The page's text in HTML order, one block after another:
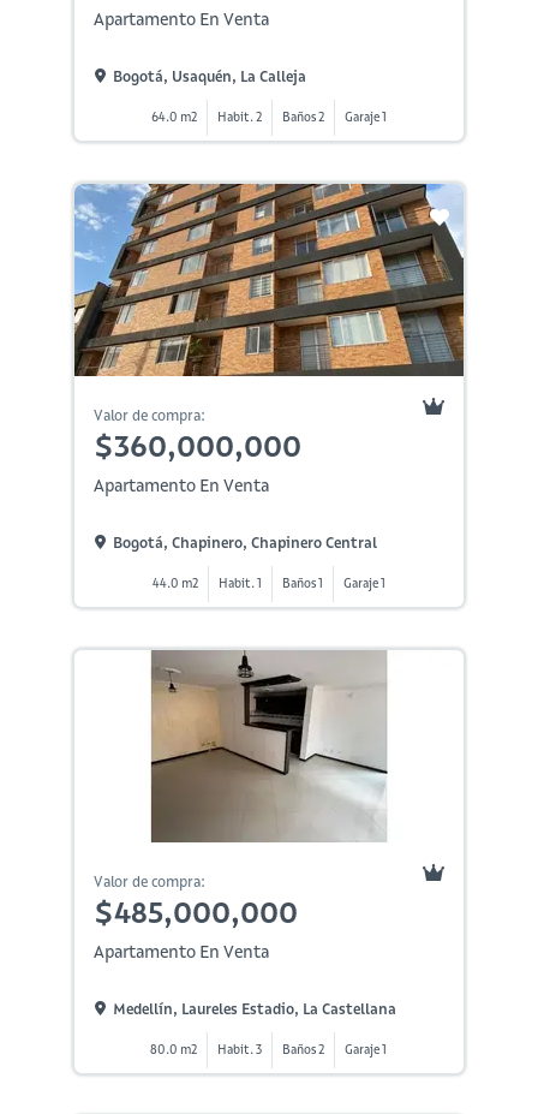
Apartamento En Venta
Bogotá, Usaquén, La Calleja
64.0 m2 Habit. 2 Baños 2 Garaje 1
Valor de compra:
$360,000,000
Apartamento En Venta
Bogotá, Chapinero, Chapinero Central
44.0 m2 Habit. 1 Baños 1 Garaje 1
Valor de compra:
$485,000,000
Apartamento En Venta
Medellín, Laureles Estadio, La Castellana
80.0 m2 Habit. 3 Baños 2 Garaje 1